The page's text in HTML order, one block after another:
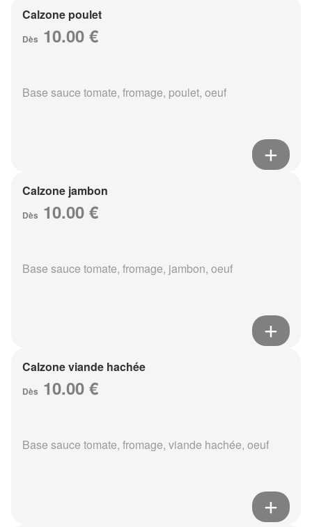
Calzone poulet
Dès 10.00 €
Base sauce tomate, fromage, poulet, oeuf
Calzone jambon
Dès 10.00 €
Base sauce tomate, fromage, jambon, oeuf
Calzone viande hachée
Dès 10.00 €
Base sauce tomate, fromage, viande hachée, oeuf